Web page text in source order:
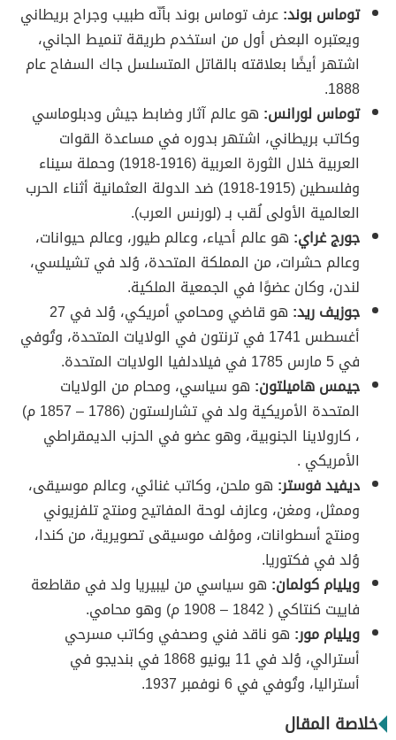
توماس بوند:عرف توماس بوند بأنّه طبيب وجراح بريطاني
ويعتبره البعض أول من استخدم طريقة تنميط الجاني،
اشتهر أيضًا بعلاقته بالقاتل المتسلسل جاك السفاح عام
1888.
توماس لورانس: هو عالم آثار وضابط جيش ودبلوماسي
وكاتب بريطاني، اشتهر بدوره في مساعدة القوات
العربية خلال الثورة العربية (1916-1918) وحملة سيناء
وفلسطين (1915-1918) ضد الدولة العثمانية أثناء الحرب
العالمية الأولى لُقب بـ (لورنس العرب).
جورج غراي: هو عالم أحياء، وعالم طيور، وعالم حيوانات،
وعالم حشرات، من المملكة المتحدة، وُلد في تشيلسي،
لندن، وكان عضوًا في الجمعية الملكية.
جوزيف ريد:
هو قاضي ومحامي أمريكي، وُلد في 27
أغسطس 1741 في ترنتون في الولايات المتحدة، وتُوفي
في 5 مارس 1785 في فيلادلفيا الولايات المتحدة.
جيمس هاميلتون: هو سياسي، ومحام من الولايات
المتحدة الأمريكية ولد في تشارلستون (1786 – 1857 م)
، كارولاينا الجنوبية، وهو عضو في الحزب الديمقراطي
الأمريكي .
ديفيد فوستر: هو ملحن، وكاتب غنائي، وعالم موسيقى،
وممثل، ومغن، وعازف لوحة المفاتيح ومنتج تلفزيوني
ومنتج أسطوانات، ومؤلف موسيقى تصويرية، من كندا،
وُلد في فكتوريا.
ويليام كولمان: هو سياسي من ليبيريا ولد في مقاطعة
فاييت كنتاكي ( 1842 – 1908 م) وهو محامي.
ويليام مور: هو ناقد فني وصحفي وكاتب مسرحي
أسترالي، وُلد في 11 يونيو 1868 في بنديجو في
أستراليا، وتُوفي في 6 نوفمبر 1937.
خلاصة المقال